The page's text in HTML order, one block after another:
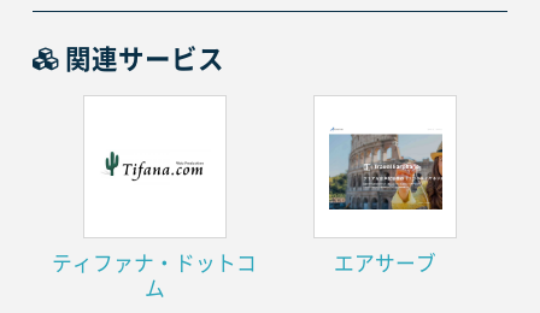
関連サービス
ティファナ・ドットコ
ム
エアサーブ